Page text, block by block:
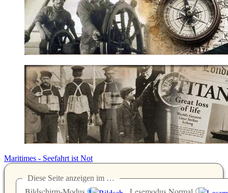
Maritimes - Seefahrt ist Not
Diese Seite anzeigen im …